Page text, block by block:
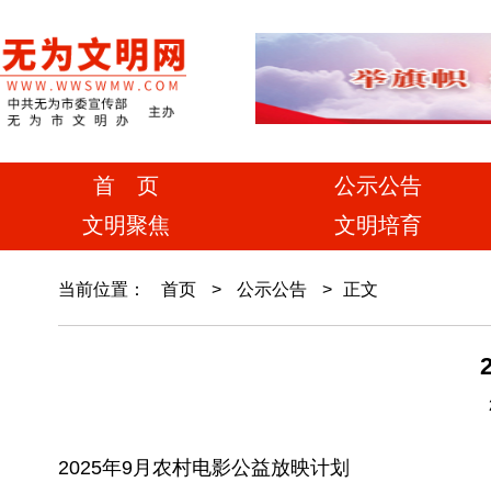
首 页
文明聚焦
公示公告
文明培育
当前位置： 首页 > 公示公告 > 正文
2025年9月农村电影公益放映计划